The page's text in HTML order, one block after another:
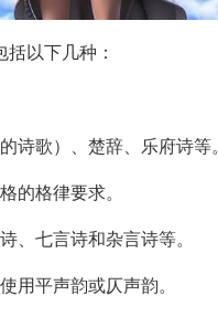
括以下几种：
诗歌）、楚辞、乐府诗等。
的格律要求。
、七言诗和杂言诗等。
用平声韵或仄声韵。